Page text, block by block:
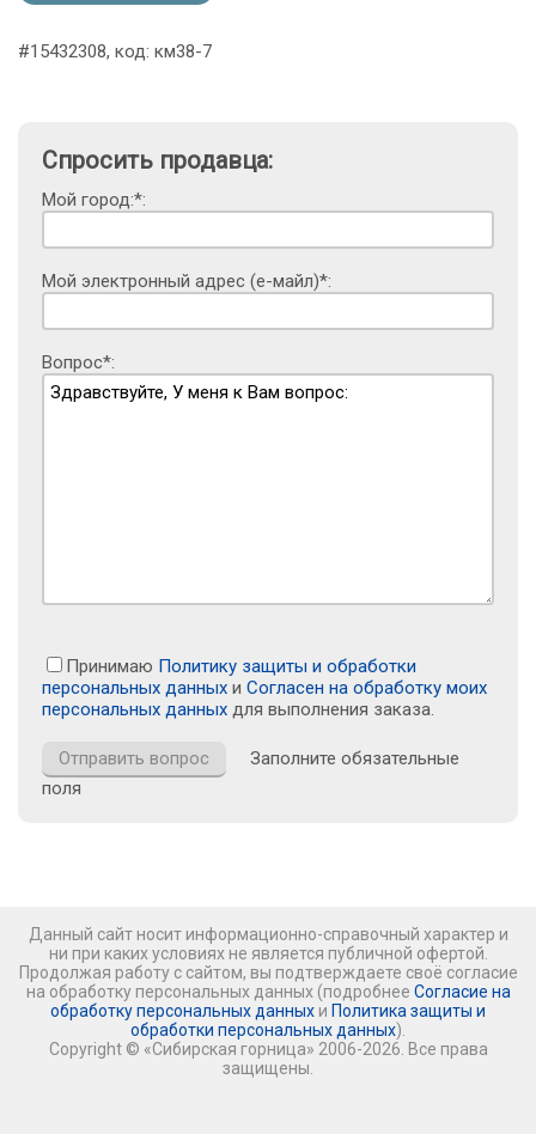
#15432308, код: км38-7
Спросить продавца:
Мой город:*:
Мой электронный адрес (е-майл)*:
Вопрос*:
Принимаю Политику защиты и обработки
персональных данных и Согласен на обработку моих
персональных данных для выполнения заказа.
Заполните обязательные
поля
Данный сайт носит информационно-справочный характер и
ни при каких условиях не является публичной офертой.
Продолжая работу с сайтом, вы подтверждаете своё согласие
на обработку персональных данных (подробнее Согласие на
обработку персональных данных и Политика защиты и
обработки персональных данных).
Copyright © «Сибирская горница» 2006-2026. Все права
защищены.